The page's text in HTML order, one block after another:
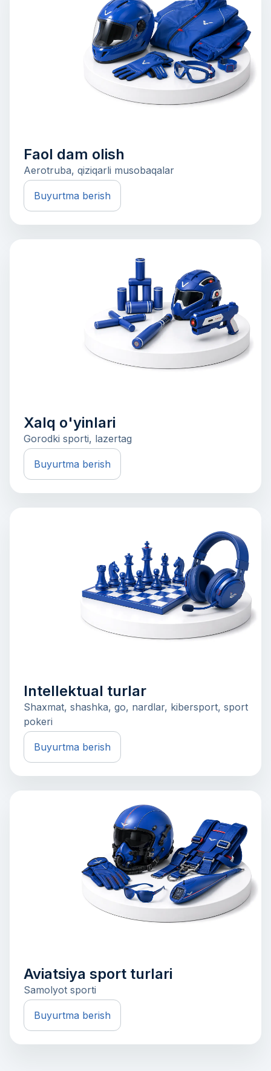
Faol dam olish
Aerotruba, qiziqarli musobaqalar
Buyurtma berish
Xalq o'yinlari
Gorodki sporti, lazertag
Buyurtma berish
Intellektual turlar
Shaxmat, shashka, go, nardlar, kibersport, sport
pokeri
Buyurtma berish
Aviatsiya sport turlari
Samolyot sporti
Buyurtma berish